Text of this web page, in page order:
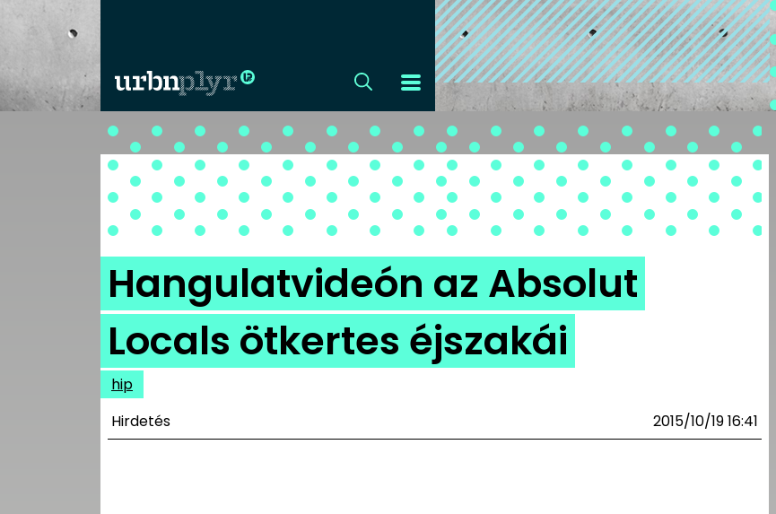
CÍMLAP
DIZÁJN
DIVAT
HIP
KULT
Hangulatvideón az Absolut
Locals ötkertes éjszakái
hip
Hirdetés
2015/10/19 16:41